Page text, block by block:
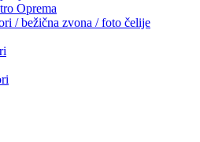
Oprema
/ bežična zvona / foto čelije